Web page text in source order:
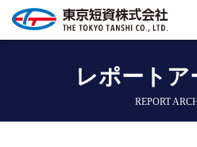
レポート
REPORT